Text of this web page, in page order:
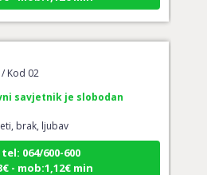
savjetnik je slobodan
brak, ljubav
064/600-600
- mob:1,12€ min